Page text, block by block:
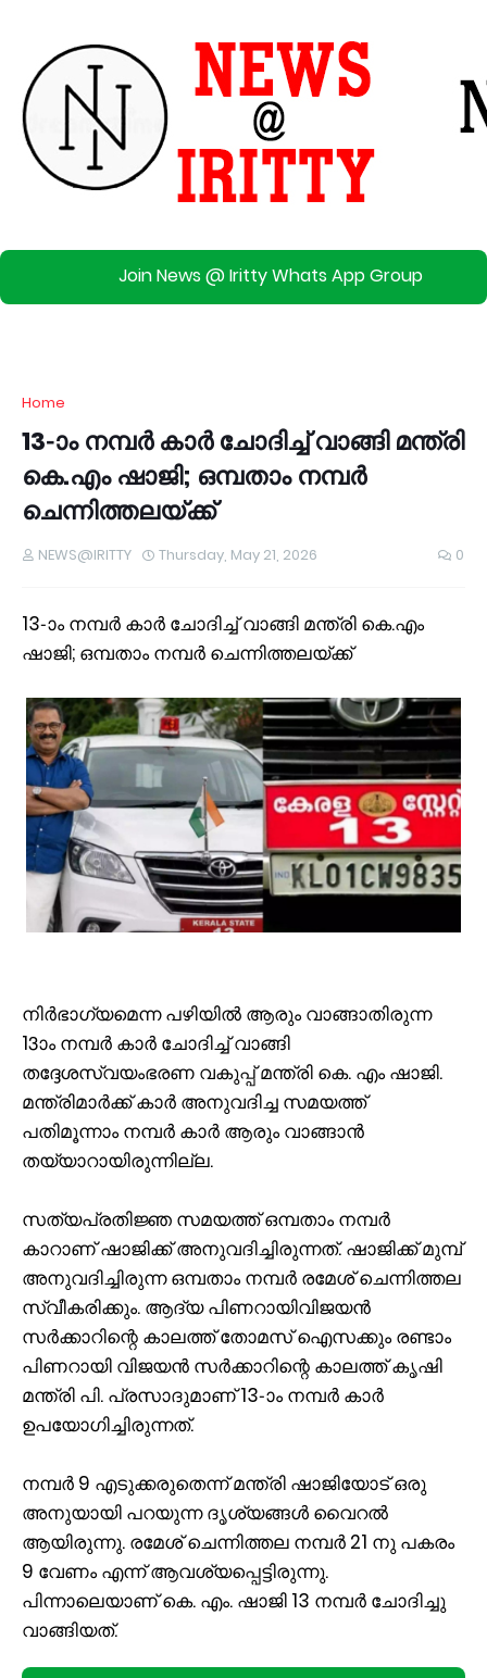
Join News @ Iritty Whats App Group
Home
13-ാം നമ്പർ കാർ ചോദിച്ച് വാങ്ങി മന്ത്രി
കെ.എം ഷാജി; ഒമ്പതാം നമ്പർ
ചെന്നിത്തലയ്ക്ക്
NEWS@IRITTY Thursday, May 21, 2026 0
13-ാം നമ്പർ കാർ ചോദിച്ച് വാങ്ങി മന്ത്രി കെ.എം
ഷാജി; ഒമ്പതാം നമ്പർ ചെന്നിത്തലയ്ക്ക്
നിർഭാ​ഗ്യമെന്ന പഴിയിൽ ആരും വാങ്ങാതിരുന്ന
13ാം നമ്പർ കാർ ചോദിച്ച് വാങ്ങി
തദ്ദേശസ്വയംഭരണ വകുപ്പ് മന്ത്രി കെ. എം ഷാജി.
മന്ത്രിമാർക്ക് കാർ അനുവദിച്ച സമയത്ത്
പതിമൂന്നാം നമ്പർ കാർ ആരും വാങ്ങാൻ
തയ്യാറായിരുന്നില്ല.
സത്യപ്രതിജ്ഞ സമയത്ത് ഒമ്പതാം നമ്പർ
കാറാണ് ഷാജിക്ക് അനുവദിച്ചിരുന്നത്. ഷാജിക്ക് മുമ്പ്
അനുവദിച്ചിരുന്ന ഒമ്പതാം നമ്പർ രമേശ് ചെന്നിത്തല
സ്വീകരിക്കും. ആദ്യ പിണറായിവിജയൻ
സർക്കാറിന്റെ കാലത്ത് തോമസ് ഐസക്കും രണ്ടാം
പിണറായി വിജയൻ സർക്കാറിന്റെ കാലത്ത് കൃഷി
മന്ത്രി പി. പ്രസാദുമാണ് 13-ാം നമ്പർ കാർ
ഉപയോഗിച്ചിരുന്നത്.
നമ്പർ 9 എടുക്കരുതെന്ന് മന്ത്രി ഷാജിയോട് ഒരു
അനുയായി പറയുന്ന ദൃശ്യങ്ങൾ വൈറൽ
ആയിരുന്നു. രമേശ് ചെന്നിത്തല നമ്പർ 21 നു പകരം
9 വേണം എന്ന് ആവശ്യപ്പെട്ടിരുന്നു.
പിന്നാലെയാണ് കെ. എം. ഷാജി 13 നമ്പർ ചോദിച്ചു
വാങ്ങിയത്.